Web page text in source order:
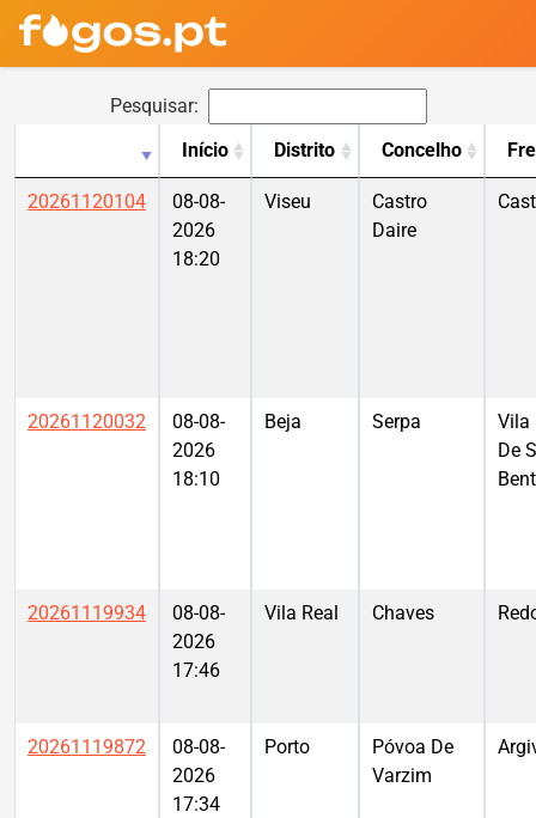
Pesquisar:
Início
Distrito Concelho
20261120104
08-08-
2026
18:20
Viseu
Castro
Daire
20261120032
08-08-
2026
18:10
Beja Serpa
Vila
De
20261119934
08-08-
2026
17:46
Vila Real Chaves
20261119872
08-08-
2026
17:34
Porto
Póvoa De
Varzim